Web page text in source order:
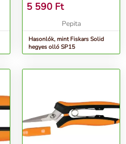
5 590 Ft
Pepita
Hasonlók, mint Fiskars Solid
hegyes olló SP15